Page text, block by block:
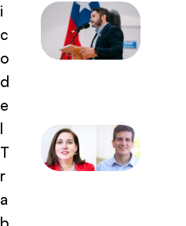
i
c
o
d
e
l
T
r
a